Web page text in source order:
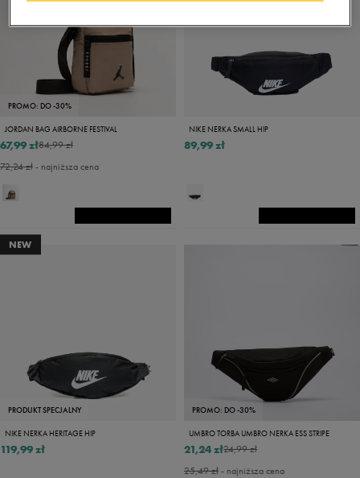
PROMO: DO -30%
JORDAN BAG AIRBORNE FESTIVAL
84,99 zł
67,99 zł
72,24 zł- najniższa cena
NIKE NERKA SMALL HIP
89,99 zł
NEW
PRODUKT SPECJALNY
NIKE NERKA HERITAGE HIP
119,99 zł
PROMO: DO -30%
UMBRO TORBA UMBRO NERKA ESS STRIPE
24,99 zł
21,24 zł
25,49 zł- najniższa cena